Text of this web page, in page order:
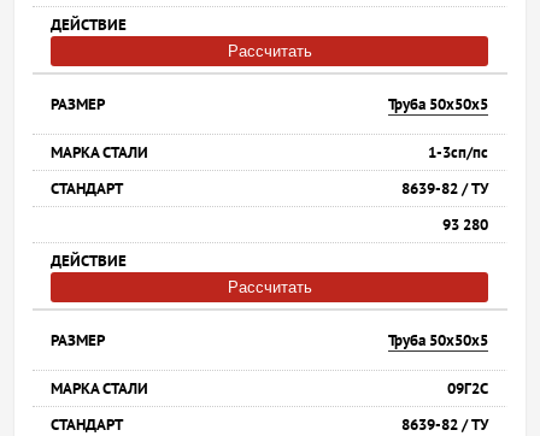
Рассчитать
Труба 50х50х5
1-3сп/пс
8639-82 / ТУ
93 280
Рассчитать
Труба 50х50х5
09Г2С
8639-82 / ТУ